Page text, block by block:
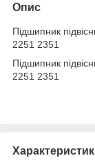
Опис
Підшипник
2251 2351
Підшипник
2251 2351